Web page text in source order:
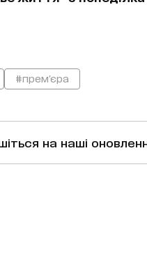
#прем'єра
на наші